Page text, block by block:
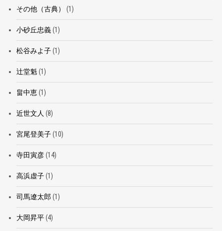
その他（古典） (1)
小砂丘忠義(1)
松谷みよ子(1)
辻堂魁(1)
畠中恵(1)
近世文人 (8)
宮尾登美子(10)
寺田寅彦(14)
高浜虚子(1)
司馬遼太郎 (1)
大岡昇平(4)